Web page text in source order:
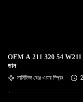
OEM A 211 320 54 W211
ডান
মার্সিডিজ বেঞ্জ এয়ার স্প্রিং